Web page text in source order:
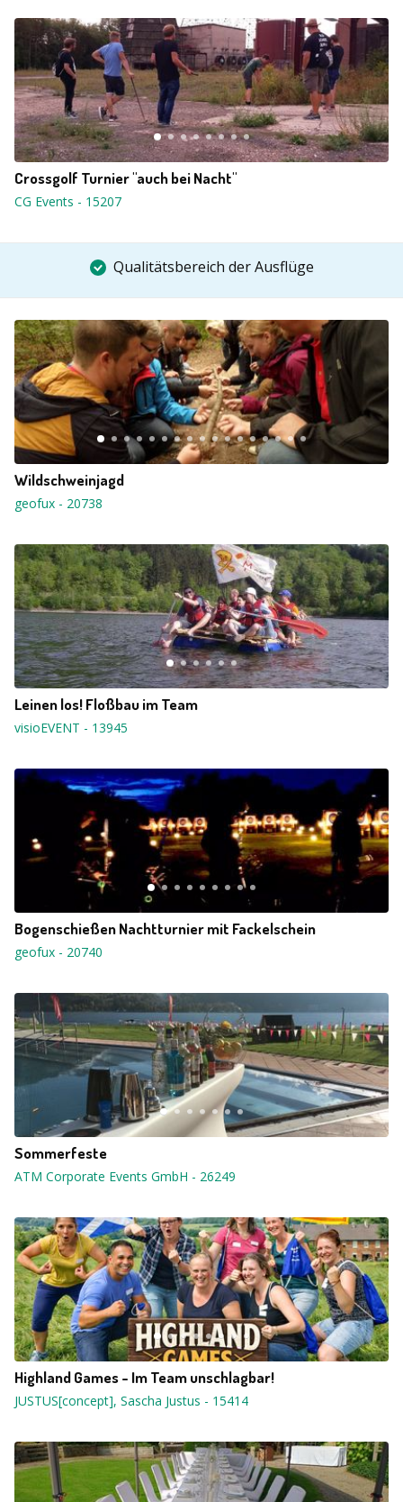
Crossgolf Turnier "auch bei Nacht"
CG Events - 15207
Qualitätsbereich der Ausflüge
Wildschweinjagd
geofux - 20738
Leinen los! Floßbau im Team
visioEVENT - 13945
Bogenschießen Nachtturnier mit Fackelschein
geofux - 20740
Sommerfeste
ATM Corporate Events GmbH - 26249
Highland Games - Im Team unschlagbar!
JUSTUS[concept], Sascha Justus - 15414